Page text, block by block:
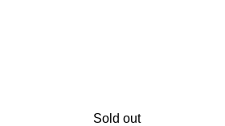
Sold out